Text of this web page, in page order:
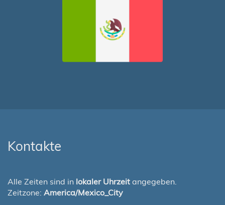
Kontakte
Alle Zeiten sind in lokaler Uhrzeit angegeben.
Zeitzone: America/Mexico_City